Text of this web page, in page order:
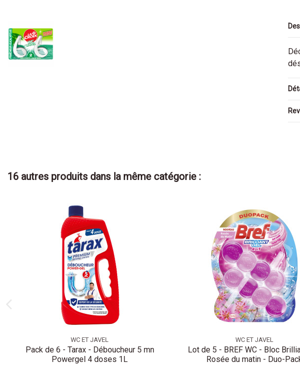
16 autres produits dans la même catégorie :
WC ET JAVEL
Pack de 6 - Tarax - Déboucheur 5 mn
Powergel 4 doses 1L
WC ET JAVEL
Lot de 5 - BREF WC - Bloc
Rosée du matin - Duo-